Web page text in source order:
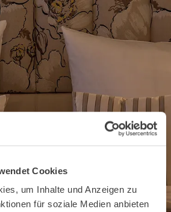
Cookies
um Inhalte und Anzeigen zu
für soziale Medien anbieten